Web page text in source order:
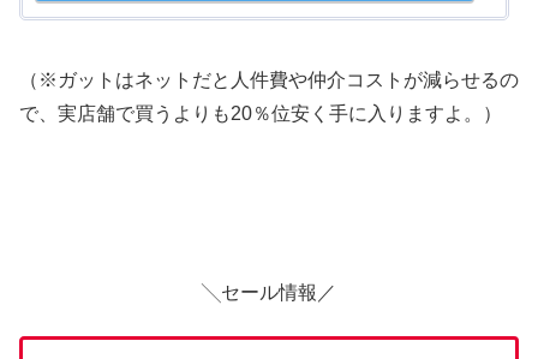
（※ガットはネットだと人件費や仲介コストが減らせるの
で、実店舗で買うよりも20％位安く手に入りますよ。）
╲セール情報／